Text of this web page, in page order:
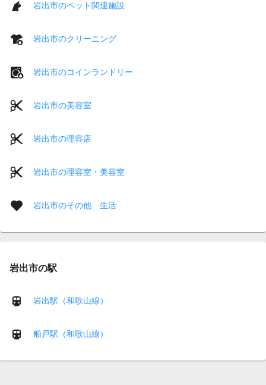
岩出市のペット関連施設
岩出市のクリーニング
岩出市のコインランドリー
岩出市の美容室
岩出市の理容店
岩出市の理容室・美容室
岩出市のその他 生活
岩出市の駅
岩出駅（和歌山線）
船戸駅（和歌山線）